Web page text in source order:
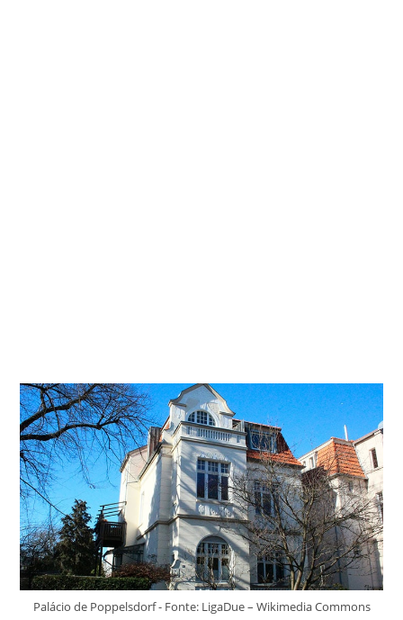
Palácio de Poppelsdorf - Fonte: LigaDue – Wikimedia Commons